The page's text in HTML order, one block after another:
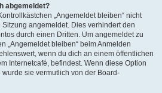
abgemeldet?
„Angemeldet bleiben“ nicht
angemeldet. Dies verhindert den
durch einen Dritten. Um angemeldet zu
„Angemeldet bleiben“ beim Anmelden
wenn du dich an einem öffentlichen
Internetcafé, befindest. Wenn diese Option
sie vermutlich von der Board-